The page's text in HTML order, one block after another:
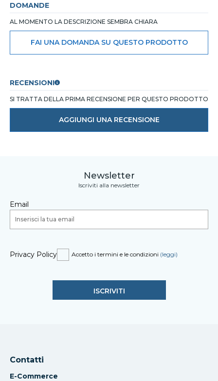
DOMANDE
AL MOMENTO LA DESCRIZIONE SEMBRA CHIARA
FAI UNA DOMANDA SU QUESTO PRODOTTO
RECENSIONI
SI TRATTA DELLA PRIMA RECENSIONE PER QUESTO PRODOTTO
AGGIUNGI UNA RECENSIONE
Newsletter
Iscriviti alla newsletter
Email
Privacy Policy Accetto i termini e le condizioni (leggi)
Contatti
E-Commerce